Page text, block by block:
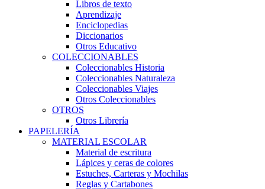
Libros de texto
Aprendizaje
Enciclopedias
Diccionarios
Otros Educativo
COLECCIONABLES
Coleccionables Historia
Coleccionables Naturaleza
Coleccionables Viajes
Otros Coleccionables
OTROS
Otros Librería
PAPELERÍA
MATERIAL ESCOLAR
Material de escritura
Lápices y ceras de colores
Estuches, Carteras y Mochilas
Reglas y Cartabones